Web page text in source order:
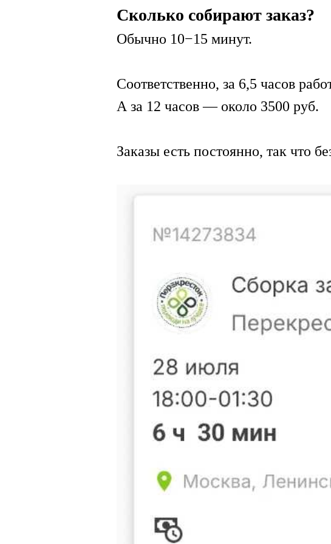
Сколько собирают заказ?
Обычно 10−15 минут.
Соответственно, за 6,5 часов
А за 12 часов — около 3500 руб.
Заказы есть постоянно, так что